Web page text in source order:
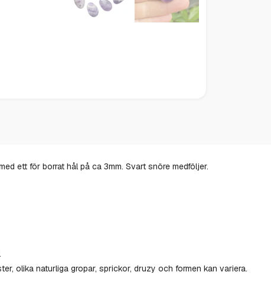
ett för borrat hål på ca 3mm. Svart snöre medföljer.
olika naturliga gropar, sprickor, druzy och formen kan variera.